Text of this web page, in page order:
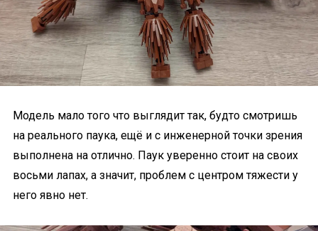
Модель мало того что выглядит так, будто смотришь
на реального паука, ещё и с инженерной точки зрения
выполнена на отлично. Паук уверенно стоит на своих
восьми лапах, а значит, проблем с центром тяжести у
него явно нет.